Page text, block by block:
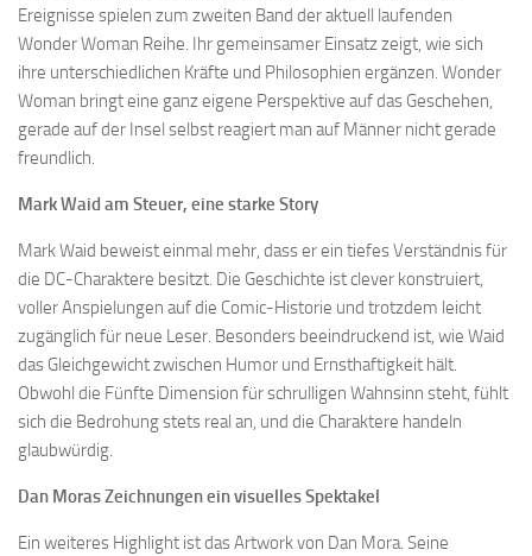
Ereignisse spielen zum zweiten Band der aktuell laufenden
Wonder Woman Reihe. Ihr gemeinsamer Einsatz zeigt, wie sich
ihre unterschiedlichen Kräfte und Philosophien ergänzen. Wonder
Woman bringt eine ganz eigene Perspektive auf das Geschehen,
gerade auf der Insel selbst reagiert man auf Männer nicht gerade
freundlich.
Mark Waid am Steuer, eine starke Story
Mark Waid beweist einmal mehr, dass er ein tiefes Verständnis für
die DC-Charaktere besitzt. Die Geschichte ist clever konstruiert,
voller Anspielungen auf die Comic-Historie und trotzdem leicht
zugänglich für neue Leser. Besonders beeindruckend ist, wie Waid
das Gleichgewicht zwischen Humor und Ernsthaftigkeit hält.
Obwohl die Fünfte Dimension für schrulligen Wahnsinn steht, fühlt
sich die Bedrohung stets real an, und die Charaktere handeln
glaubwürdig.
Dan Moras Zeichnungen ein visuelles Spektakel
Ein weiteres Highlight ist das Artwork von Dan Mora. Seine